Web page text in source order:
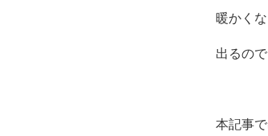
暖かく
出るの
本記事